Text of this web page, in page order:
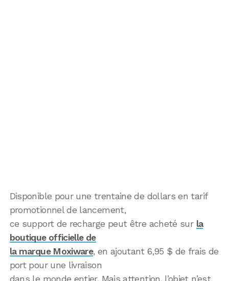
Disponible pour une trentaine de dollars en tarif
promotionnel de lancement,
ce support de recharge peut être acheté sur la
boutique officielle de
la marque Moxiware, en ajoutant 6,95 $ de frais de
port pour une livraison
dans le monde entier. Mais attention, l’objet n’est